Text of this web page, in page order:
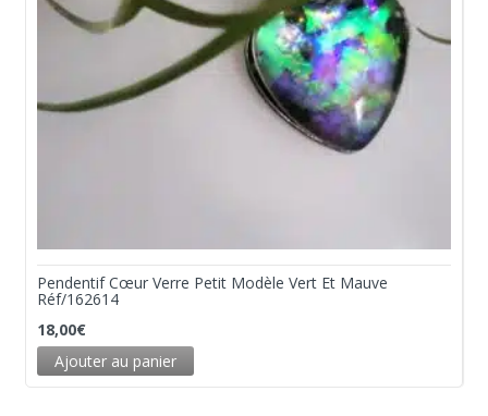
Pendentif Cœur Verre Petit Modèle Vert Et Mauve
Réf/162614
18,00€
Ajouter au panier